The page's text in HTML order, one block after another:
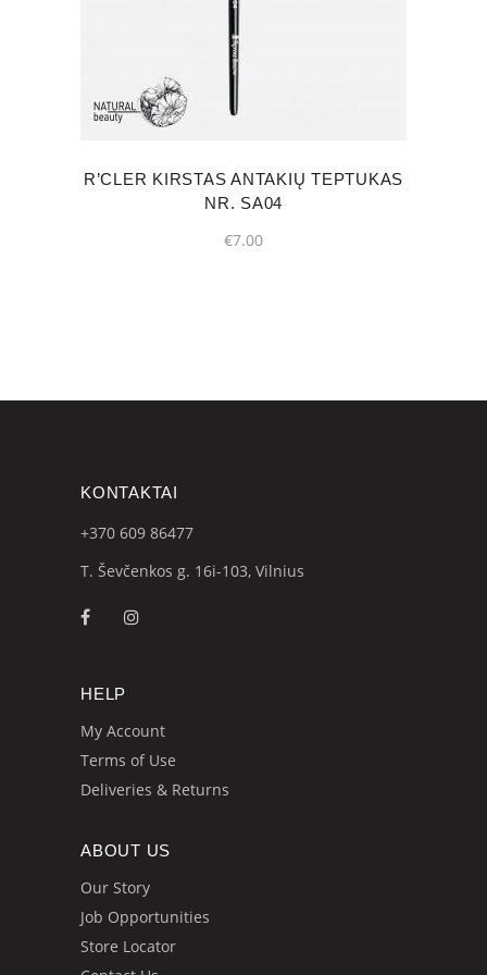
R’CLER KIRSTAS ANTAKIŲ TEPTUKAS
NR. SA04
€7.00
KONTAKTAI
+370 609 86477
T. Ševčenkos g. 16i-103, Vilnius
HELP
My Account
Terms of Use
Deliveries & Returns
ABOUT US
Our Story
Job Opportunities
Store Locator